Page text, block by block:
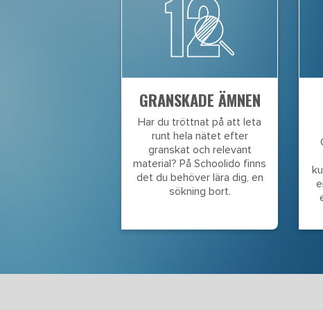
GRANSKADE ÄMNEN
Har du tröttnat på att leta
runt hela nätet efter
granskat och relevant
material? På Schoolido finns
det du behöver lära dig, en
sökning bort.